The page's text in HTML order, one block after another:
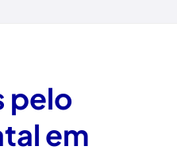
pelo
em